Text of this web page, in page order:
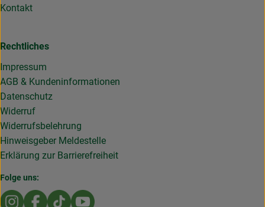
Kontakt
Rechtliches
Impressum
AGB & Kundeninformationen
Datenschutz
Widerruf
Widerrufsbelehrung
Hinweisgeber Meldestelle
Erklärung zur Barrierefreiheit
Folge uns:
Externer Link zu https://www.instagram.com/
Externer Link zu https://www.facebook.com/
Externer Link zu https://www.tiktok.com/
Externer Link zu https://